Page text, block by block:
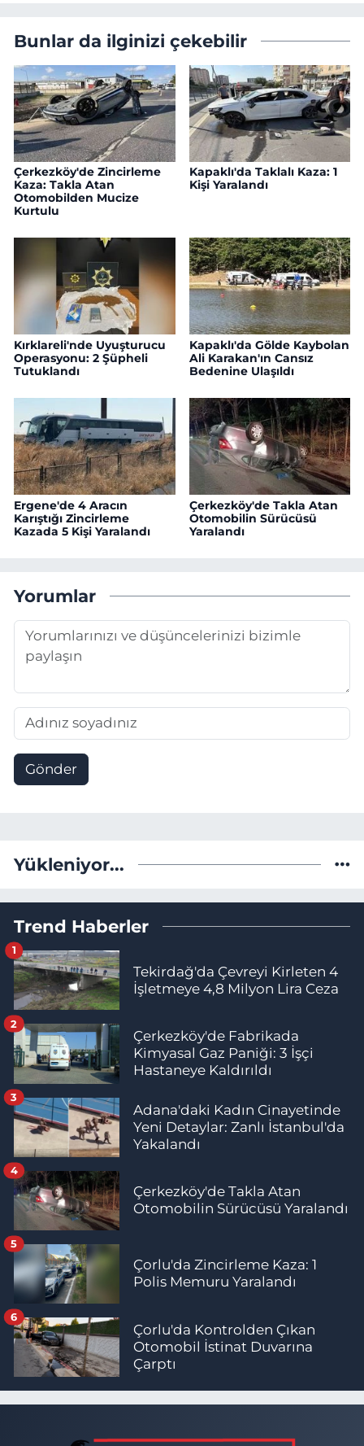
Bunlar da ilginizi çekebilir
Çerkezköy'de Zincirleme
Kaza: Takla Atan
Otomobilden Mucize
Kurtulu
Kapaklı'da Taklalı Kaza: 1
Kişi Yaralandı
Kırklareli'nde Uyuşturucu
Operasyonu: 2 Şüpheli
Tutuklandı
Kapaklı'da Gölde Kaybolan
Ali Karakan'ın Cansız
Bedenine Ulaşıldı
Ergene'de 4 Aracın
Karıştığı Zincirleme
Kazada 5 Kişi Yaralandı
Çerkezköy'de Takla Atan
Otomobilin Sürücüsü
Yaralandı
Yorumlar
Gönder
Yükleniyor...
Trend Haberler
Tekirdağ'da Çevreyi Kirleten 4
İşletmeye 4,8 Milyon Lira Ceza
1
Çerkezköy'de Fabrikada
Kimyasal Gaz Paniği: 3 İşçi
Hastaneye Kaldırıldı
2
Adana'daki Kadın Cinayetinde
Yeni Detaylar: Zanlı İstanbul'da
Yakalandı
3
Çerkezköy'de Takla Atan
Otomobilin Sürücüsü Yaralandı
4
Çorlu'da Zincirleme Kaza: 1
Polis Memuru Yaralandı
5
Çorlu'da Kontrolden Çıkan
Otomobil İstinat Duvarına
Çarptı
6